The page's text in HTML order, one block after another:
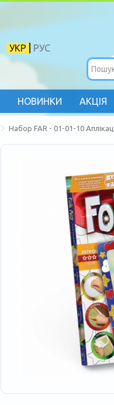
РУС
УКР
НОВИНКИ АКЦІЯ
Набор FAR - 01-01-10